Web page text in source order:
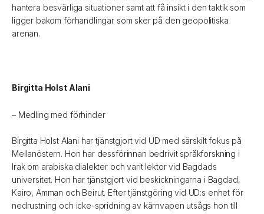
hantera besvärliga situationer samt att få insikt i den taktik som
ligger bakom förhandlingar som sker på den geopolitiska
arenan.
Birgitta Holst Alani
– Medling med förhinder
Birgitta Holst Alani har tjänstgjort vid UD med särskilt fokus på
Mellanöstern. Hon har dessförinnan bedrivit språkforskning i
Irak om arabiska dialekter och varit lektor vid Bagdads
universitet. Hon har tjänstgjort vid beskickningarna i Bagdad,
Kairo, Amman och Beirut. Efter tjänstgöring vid UD:s enhet för
nedrustning och icke-spridning av kärnvapen utsågs hon till